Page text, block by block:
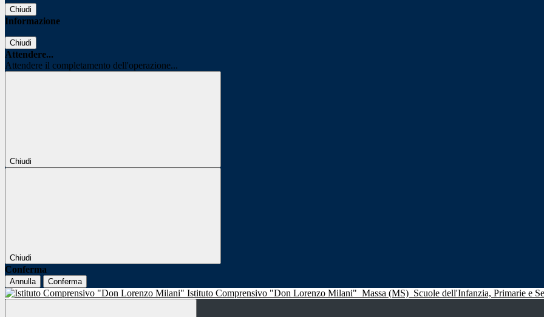
Chiudi
Informazione
Chiudi
Attendere...
Attendere il completamento dell'operazione...
Chiudi
Chiudi
Conferma
Annulla Conferma
Istituto Comprensivo "Don Lorenzo Milani" Massa (MS) Scuole dell'Infanzia, Primarie e